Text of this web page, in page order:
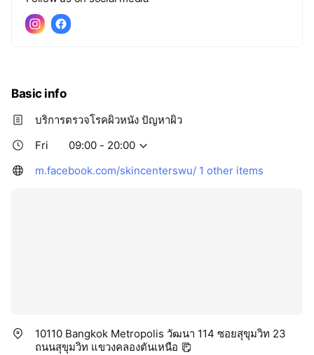
Basic info
บริการตรวจโรคผิวหนัง ปัญหาผิว
Fri
09:00 - 20:00
m.facebook.com/skincenterswu/ 1 other items
10110 Bangkok Metropolis วัฒนา 114 ซอยสุขุมวิท 23
ถนนสุขุมวิท แขวงคลองตันเหนือ